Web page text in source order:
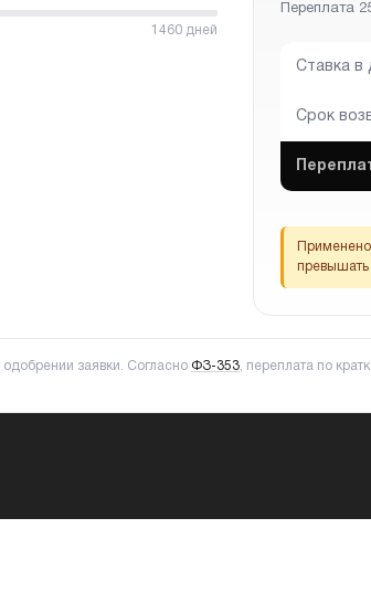
1460 дней
Переплата
Ставка в
Срок
превышать
заявки. Согласно ФЗ-353, переплата по